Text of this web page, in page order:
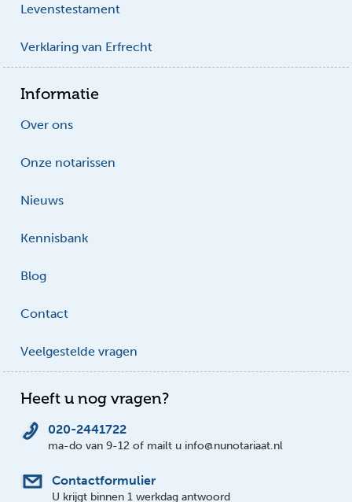
Levenstestament
Verklaring van Erfrecht
Informatie
Over ons
Onze notarissen
Nieuws
Kennisbank
Blog
Contact
Veelgestelde vragen
Heeft u nog vragen?
020-2441722
ma-do van 9-12 of mailt u info@nunotariaat.nl
Contactformulier
U krijgt binnen 1 werkdag antwoord